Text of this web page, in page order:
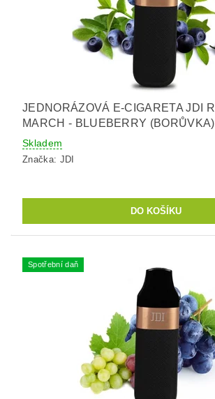
JEDNORÁZOVÁ E-CIGARETA JDI
MARCH - BLUEBERRY
Skladem
Značka: JDI
Spotřební daň